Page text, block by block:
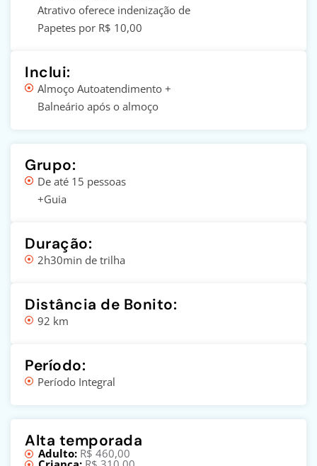
Atrativo oferece indenização de
Papetes por R$ 10,00
Inclui:
Almoço Autoatendimento +
Balneário após o almoço
Grupo:
De até 15 pessoas
+Guia
Duração:
2h30min de trilha
Distância de Bonito:
92 km
Período:
Período Integral
Alta temporada
Adulto: R$ 460,00